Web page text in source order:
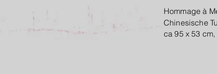
Hommage à
Chinesische
ca 95 x 53